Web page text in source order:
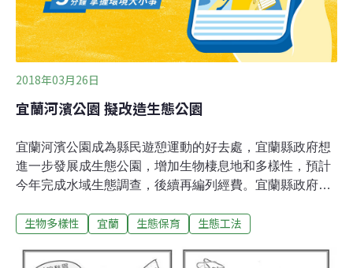
岸修築水泥堤防，只剩現今施工的河段，還保留當初的自
2018年03月26日
宜蘭河濱公園 擬改造生態公園
宜蘭河濱公園成為縣民遊憩運動的好去處，宜蘭縣政府想
進一步發展成生態公園，增加生物棲息地和多樣性，預計
今年完成水域生態調查，後續再編列經費。宜蘭縣政府民
景觀公園美化，86年完成宜蘭河濱公園整體規劃，經過整
任內開始治理宜蘭河高灘地，營造出優美環境，接下來朝
生物多樣性 宜蘭 生態保育 生態工法